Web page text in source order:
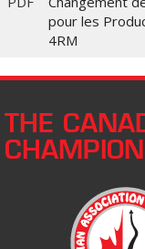
pour les
4RM
THE